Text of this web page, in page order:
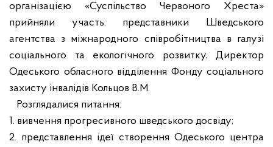
організацією «Суспільство Червоного Хреста»
прийняли участь:
представники Шведського
агентства з міжнародного співробітництва в галузі
соціального та екологічного розвитку, Директор
Одеського обласного відділення Фонду соціального
захисту інвалідів Кольцов В.М.
Розглядалися питання:
1. вивчення прогресивного шведського досвіду;
2. представлення ідеї створення Одеського центра